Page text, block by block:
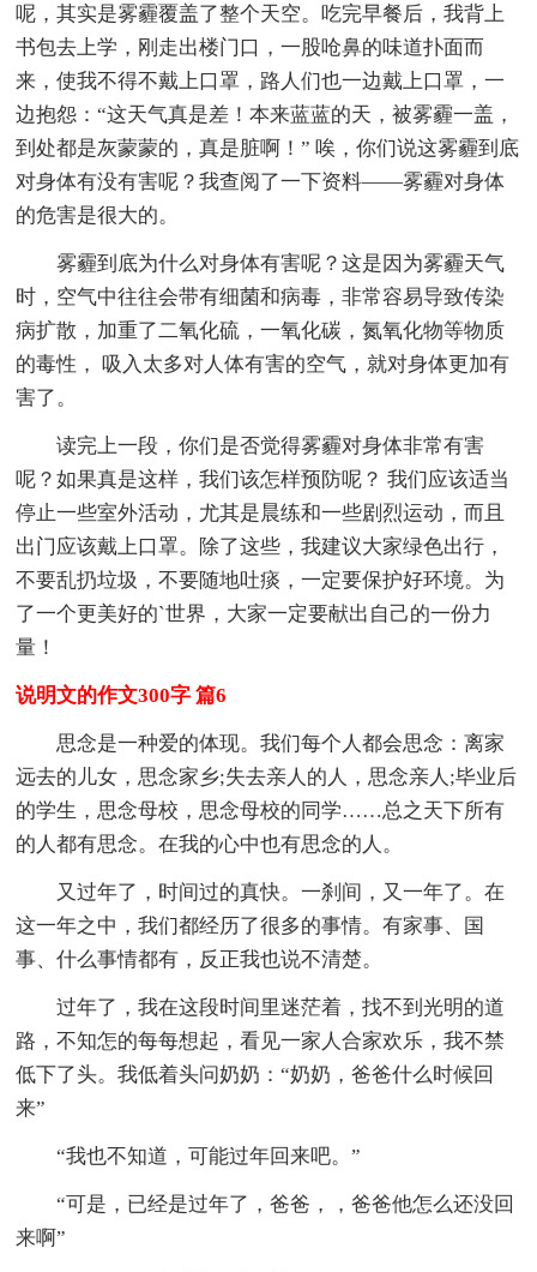
呢，其实是雾霾覆盖了整个天空。吃完早餐后，我背上
书包去上学，刚走出楼门口，一股呛鼻的味道扑面而
来，使我不得不戴上口罩，路人们也一边戴上口罩，一
边抱怨：“这天气真是差！本来蓝蓝的天，被雾霾一盖，
到处都是灰蒙蒙的，真是脏啊！” 唉，你们说这雾霾到底
对身体有没有害呢？我查阅了一下资料——雾霾对身体
的危害是很大的。
雾霾到底为什么对身体有害呢？这是因为雾霾天气
时，空气中往往会带有细菌和病毒，非常容易导致传染
病扩散，加重了二氧化硫，一氧化碳，氮氧化物等物质
的毒性， 吸入太多对人体有害的空气，就对身体更加有
害了。
读完上一段，你们是否觉得雾霾对身体非常有害
呢？如果真是这样，我们该怎样预防呢？ 我们应该适当
停止一些室外活动，尤其是晨练和一些剧烈运动，而且
出门应该戴上口罩。除了这些，我建议大家绿色出行，
不要乱扔垃圾，不要随地吐痰，一定要保护好环境。为
了一个更美好的`世界，大家一定要献出自己的一份力
量！
说明文的作文300字 篇6
思念是一种爱的体现。我们每个人都会思念：离家
远去的儿女，思念家乡;失去亲人的人，思念亲人;毕业后
的学生，思念母校，思念母校的同学……总之天下所有
的人都有思念。在我的心中也有思念的人。
又过年了，时间过的真快。一刹间，又一年了。在
这一年之中，我们都经历了很多的事情。有家事、国
事、什么事情都有，反正我也说不清楚。
过年了，我在这段时间里迷茫着，找不到光明的道
路，不知怎的每每想起，看见一家人合家欢乐，我不禁
低下了头。我低着头问奶奶：“奶奶，爸爸什么时候回
来”
“我也不知道，可能过年回来吧。”
“可是，已经是过年了，爸爸，，爸爸他怎么还没回
来啊”